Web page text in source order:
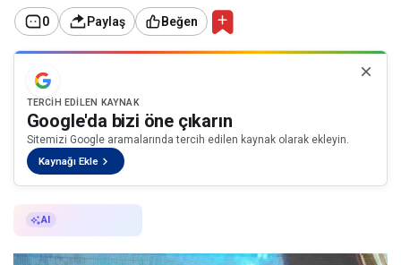
0 Paylaş Beğen
TERCIH EDILEN KAYNAK
Google'da bizi öne çıkarın
Sitemizi Google aramalarında tercih edilen kaynak olarak ekleyin.
Kaynağı Ekle
AI